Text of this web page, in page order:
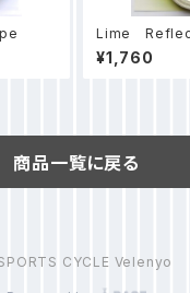
Lime
¥1,760
商品一覧に戻る
CYCLE Velenyo